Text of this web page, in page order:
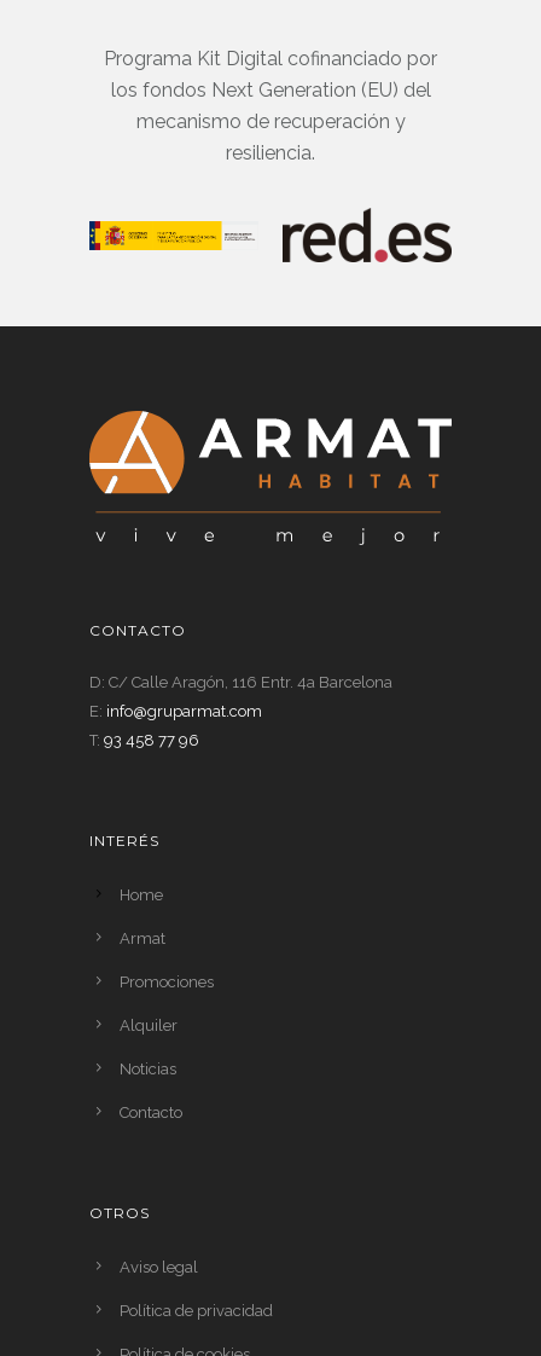
Programa Kit Digital cofinanciado por
los fondos Next Generation (EU) del
mecanismo de recuperación y
resiliencia.
CONTACTO
D: C/ Calle Aragón, 116 Entr. 4a Barcelona
E: info@gruparmat.com
T: 93 458 77 96
INTERÉS
Home
Armat
Promociones
Alquiler
Noticias
Contacto
OTROS
Aviso legal
Política de privacidad